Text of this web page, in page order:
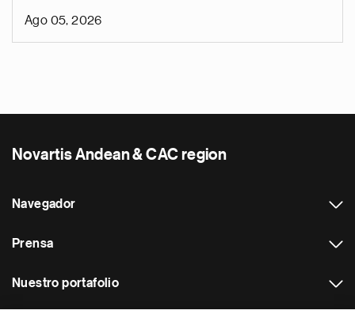
Ago 05, 2026
Novartis Andean & CAC region
Navegador
Prensa
Nuestro portafolio